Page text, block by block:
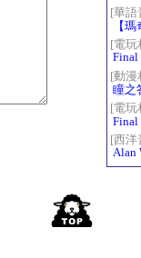
[華語
【
精修
[電玩
Final
[動漫
瞳之
[電玩
Final
岸花
戦～
[西洋
Alan